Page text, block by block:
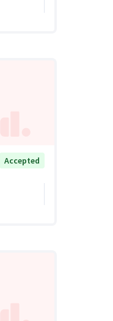
Accepted